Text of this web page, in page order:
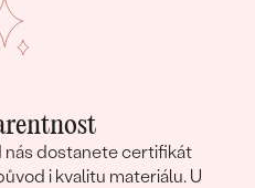
nás dostanete certifikát
i kvalitu materiálu. U